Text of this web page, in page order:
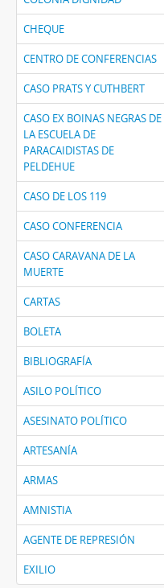
CHEQUE
CENTRO DE CONFERENCIAS
CASO PRATS Y CUTHBERT
CASO EX BOINAS NEGRAS DE
LA ESCUELA DE
PARACAIDISTAS DE
PELDEHUE
CASO DE LOS 119
CASO CONFERENCIA
CASO CARAVANA DE LA
MUERTE
CARTAS
BOLETA
BIBLIOGRAFÍA
ASILO POLÍTICO
ASESINATO POLÍTICO
ARTESANÍA
ARMAS
AMNISTIA
AGENTE DE REPRESIÓN
EXILIO